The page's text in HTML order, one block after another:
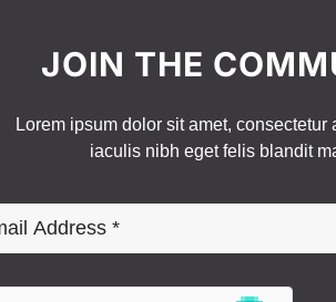
JOIN THE
Lorem ipsum dolor sit amet, consectetur
iaculis nibh eget felis blandit